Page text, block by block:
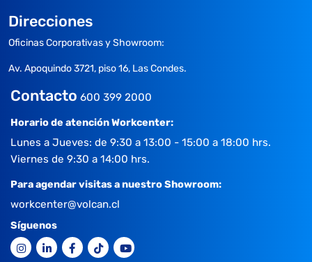
Direcciones
Oficinas Corporativas y Showroom:
Av. Apoquindo 3721, piso 16, Las Condes.
Contacto 600 399 2000
Horario de atención Workcenter:
Lunes a Jueves: de 9:30 a 13:00 - 15:00 a 18:00 hrs.
Viernes de 9:30 a 14:00 hrs.
Para agendar visitas a nuestro Showroom:
workcenter@volcan.cl
Síguenos